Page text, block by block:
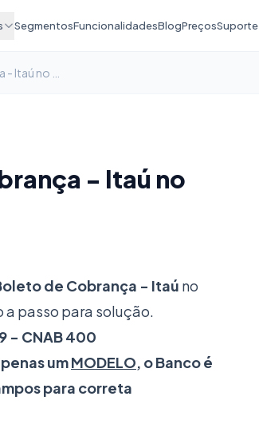
SegmentosFuncionalidadesBlogPreçosSuporte
- Itaú no
de Cobrança - Itaú no
a passo para solução.
- CNAB 400
umMODELO, o Banco é
para correta